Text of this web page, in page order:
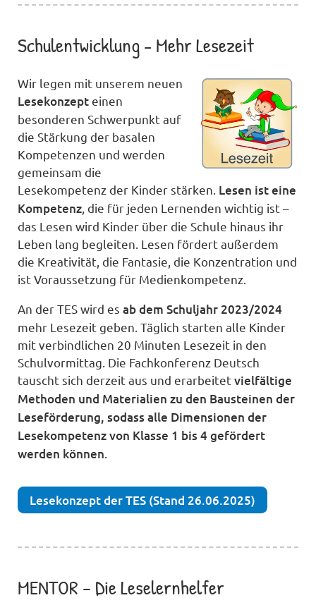
Schulentwicklung - Mehr Lesezeit
Wir legen mit unserem neuen
Lesekonzepteinen
besonderen Schwerpunkt auf
die Stärkung der basalen
Kompetenzen und werden
gemeinsam die
Lesekompetenz der Kinder stärken. Lesen ist eine
Kompetenz, die für jeden Lernenden wichtig ist –
das Lesen wird Kinder über die Schule hinaus ihr
Leben lang begleiten. Lesen fördert außerdem
die Kreativität, die Fantasie, die Konzentration und
ist Voraussetzung für Medienkompetenz.
An der TES wird esab dem Schuljahr 2023/2024
mehr Lesezeit geben. Täglich starten alle Kinder
mit verbindlichen 20 Minuten Lesezeit in den
Schulvormittag. Die Fachkonferenz Deutsch
tauscht sich derzeit aus und erarbeitetvielfältige
Methoden und Materialien zu den Bausteinen der
Leseförderung, sodass alle Dimensionen der
Lesekompetenz von Klasse 1 bis 4 gefördert
werden können
Lesekonzept der TES (Stand 26.06.2025)
MENTOR – Die Leselernhelfer